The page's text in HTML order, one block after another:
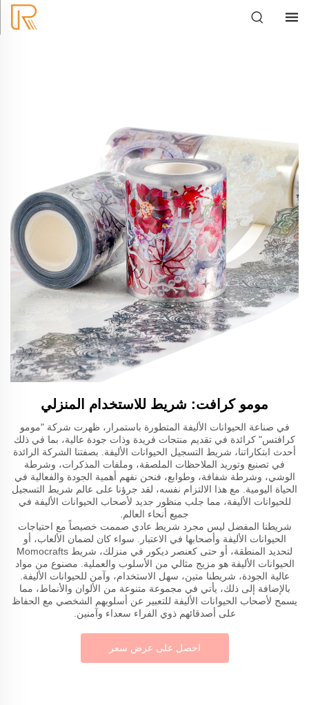
مومو كرافت: شريط للاستخدام المنزلي
في صناعة الحيوانات الأليفة المتطورة باستمرار، ظهرت شركة "مومو
كرافتس" كرائدة في تقديم منتجات فريدة وذات جودة عالية، بما في ذلك
أحدث ابتكاراتنا، شريط التسجيل الحيوانات الأليفة. بصفتنا الشركة الرائدة
في تصنيع وتوريد الملاحظات الملصقة، وملفات المذكرات، وشرطة
الوشي، وشرطة شفافة، وطوابع، فنحن نفهم أهمية الجودة والفعالية في
الحياة اليومية. مع هذا الالتزام نفسه، لقد جرؤنا على عالم شريط التسجيل
للحيوانات الأليفة، مما جلب منظور جديد لأصحاب الحيوانات الأليفة في
جميع أنحاء العالم.
شريطنا المفضل ليس مجرد شريط عادي صممت خصيصاً مع احتياجات
الحيوانات الأليفة وأصحابها في الاعتبار. سواء كان لضمان الألعاب، أو
لتحديد المنطقة، أو حتى كعنصر ديكور في منزلك، شريط Momocrafts
الحيوانات الأليفة هو مزيج مثالي من الأسلوب والعملية. مصنوع من مواد
عالية الجودة، شريطنا متين، سهل الاستخدام، وآمن للحيوانات الأليفة.
بالإضافة إلى ذلك، يأتي في مجموعة متنوعة من الألوان والأنماط، مما
يسمح لأصحاب الحيوانات الأليفة للتعبير عن أسلوبهم الشخصي مع الحفاظ
على أصدقائهم ذوي الفراء سعداء وآمنين.
احصل على عرض سعر